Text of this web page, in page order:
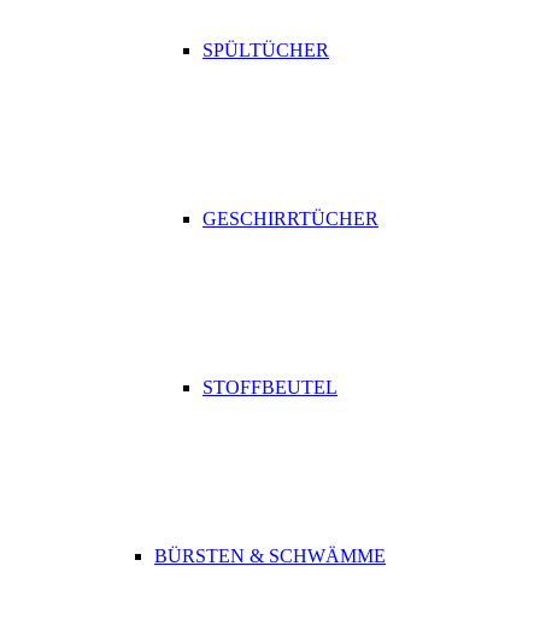
SPÜLTÜCHER
GESCHIRRTÜCHER
STOFFBEUTEL
BÜRSTEN & SCHWÄMME